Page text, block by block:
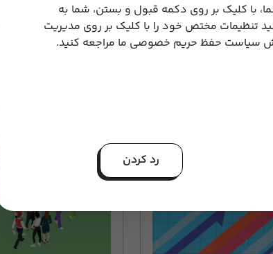
در تبلیغات
کاهش‌ حداقل مبلغ هر
پرفروش دیجی‌کالا
با کلیک بر روی دکمه قبول و بستن، شما به
تنظیمات مختص خود را با کلیک بر روی مدیریت
سیاست حفظ حریم خصوصی ما مراجعه کنید.
رد کردن